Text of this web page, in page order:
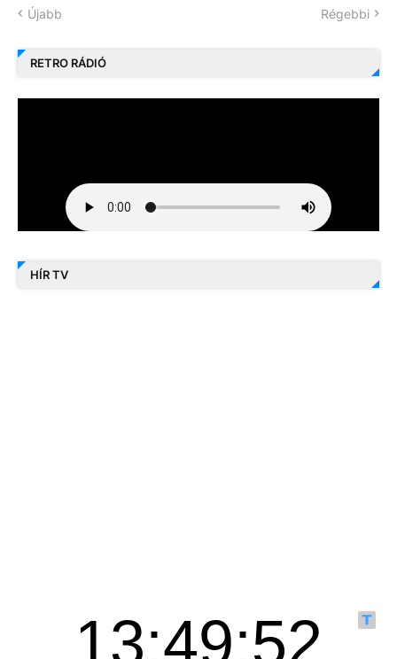
Újabb Régebbi
RETRO RÁDIÓ
HÍR TV